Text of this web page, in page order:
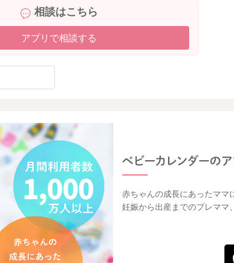
相談はこちら
アプリで相談する
赤ちゃんの成長にあったママ
妊娠から出産までのプレママ